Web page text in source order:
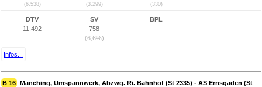
(6.538) (3.299) (330)
DTV
11.492
SV
758
(6,6%)
BPL
Infos...
B 16 Manching, Umspannwerk, Abzwg. Ri. Bahnhof (St 2335) - AS Ernsgaden (St